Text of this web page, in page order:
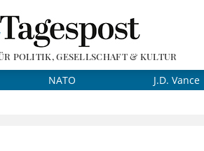
POLITIK, GESELLSCHAFT & KULTUR
NATO J.D. Vance